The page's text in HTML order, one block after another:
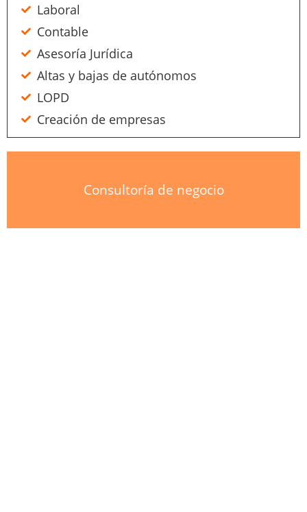
Laboral
Contable
Asesoría Jurídica
Altas y bajas de autónomos
LOPD
Creación de empresas
Consultoría de negocio